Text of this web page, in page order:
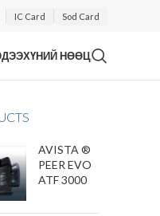
IC Card Sod Card
ХҮНИЙ НӨӨЦ
AVISTA ®
PEER EVO
ATF 3000